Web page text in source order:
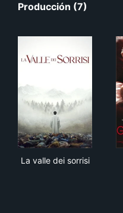
Producción (7)
La valle dei sorrisi